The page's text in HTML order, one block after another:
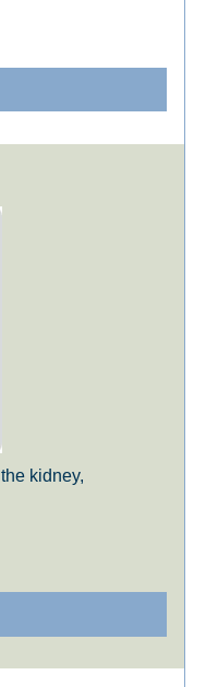
kidney,